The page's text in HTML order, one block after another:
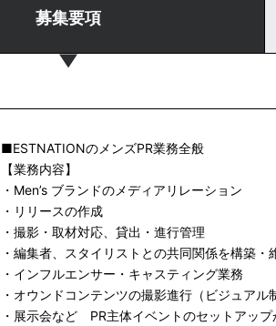
募集要項
■ESTNATIONのメンズPR業務全般
【業務内容】
・Men’s ブランドのメディアリレーション
・リリースの作成
・撮影・取材対応、貸出・進行管理
・編集者、スタイリストとの共同関係を構築・
・インフルエンサー・キャスティング業務
・オウンドコンテンツの撮影進行（ビジュア
・展示会など PR主体イベントのセットアッ